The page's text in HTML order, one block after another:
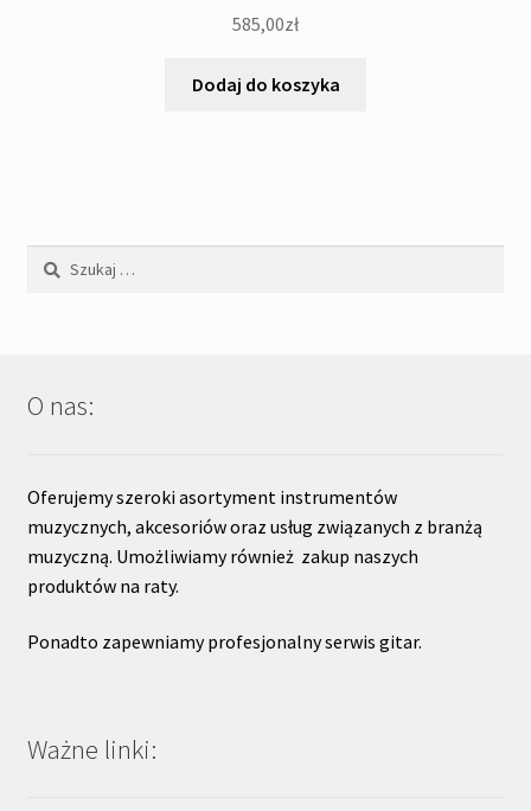
585,00zł
Dodaj do koszyka
Szukaj:
O nas:
Oferujemy szeroki asortyment instrumentów
muzycznych, akcesoriów oraz usług związanych z branżą
muzyczną. Umożliwiamy również zakup naszych
produktów na raty.
Ponadto zapewniamy profesjonalny serwis gitar.
Ważne linki: